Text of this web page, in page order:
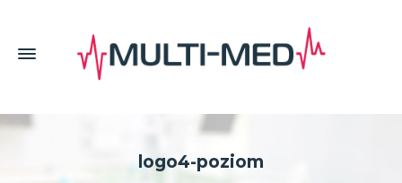
logo4-poziom